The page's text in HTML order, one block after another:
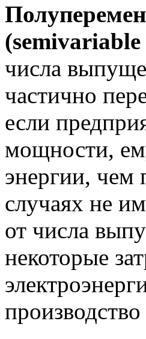
(semivariable
числа
частично
если
мощности,
энергии, чем
случаях не
от числа
некоторые